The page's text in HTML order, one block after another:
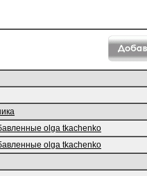
olga tkachenko
olga tkachenko